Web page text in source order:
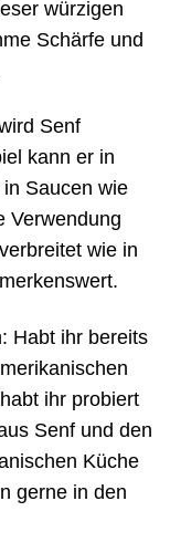
würzigen
Schärfe und
Senf
kann er in
Saucen wie
Verwendung
wie in
Habt ihr bereits
ihr probiert
Senf und den
Küche
gerne in den